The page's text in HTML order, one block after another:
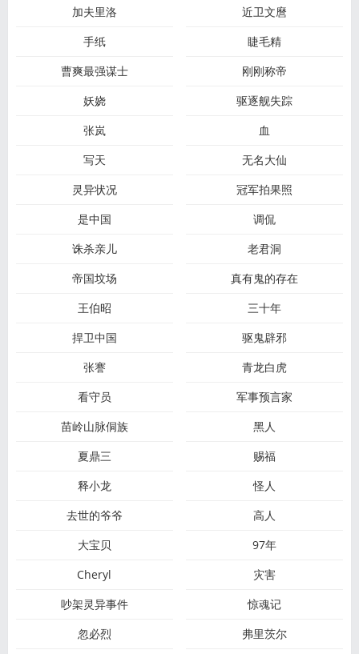
加夫里洛
近卫文麿
手纸
睫毛精
曹爽最强谋士
刚刚称帝
妖娆
驱逐舰失踪
张岚
血
写天
无名大仙
灵异状况
冠军拍果照
是中国
调侃
诛杀亲儿
老君洞
帝国坟场
真有鬼的存在
王伯昭
三十年
捍卫中国
驱鬼辟邪
张謇
青龙白虎
看守员
军事预言家
苗岭山脉侗族
黑人
夏鼎三
赐福
释小龙
怪人
去世的爷爷
高人
大宝贝
97年
Cheryl
灾害
吵架灵异事件
惊魂记
忽必烈
弗里茨尔